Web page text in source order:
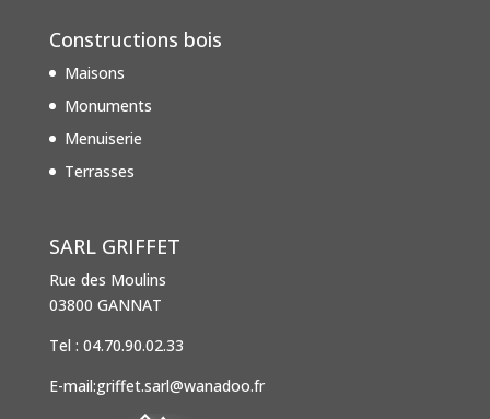
Constructions bois
Maisons
Monuments
Menuiserie
Terrasses
SARL GRIFFET
Rue des Moulins
03800 GANNAT
Tel : 04.70.90.02.33
E-mail:griffet.sarl@wanadoo.fr